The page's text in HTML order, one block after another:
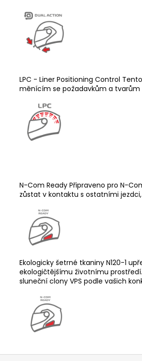
LPC - Liner Positioning Control
měnícím se požadavkům a tvarům
N-Com Ready Připraveno pro N-
zůstat v kontaktu s ostatními
Ekologicky šetrné tkaniny N120-1
ekologičtějšímu životnímu
sluneční clony VPS podle vašich